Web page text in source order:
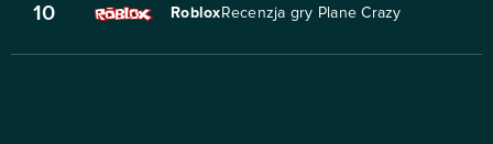
10 Roblox Recenzja gry Plane Crazy